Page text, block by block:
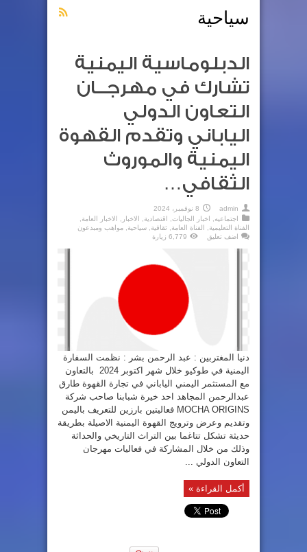
سياحية
الدبلوماسية اليمنية
تشارك في مهرجــان
التعاون الدولي
الياباني وتقدم القهوة
اليمنية والموروث
الثقافي…
admin
8 نوفمبر، 2024
اجتماعيه
اخبار الجاليات اقتصادية الاخبار الاخبار العامة
الفناة التعليمية
الفناة العامة ثقافية سياحية
مواهب ومبدعون
اضف تعليق
6,779 زيارة
دنيا المغتربين : عبد الرحمن بشر : نظمت السفارة
اليمنية في طوكيو خلال شهر اكتوبر 2024 بالتعاون
مع المستثمر اليمني الياباني في تجارة القهوة طارق
عبدالرحمن المجاهد احد خيرة شبابنا صاحب شركة
MOCHA ORIGINS فعاليتين بارزين للتعريف باليمن
وتقديم وعرض وترويج القهوة اليمنية الاصيلة بطريقة
حديثة تشكل تتاغما بين التراث التاريخي والحداثة
وذلك من خلال المشاركة في فعاليات مهرجان
التعاون الدولي ...
أكمل القراءة »